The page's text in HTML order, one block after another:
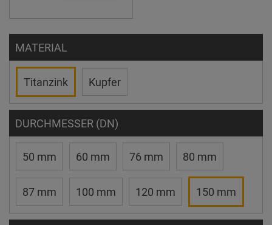
MATERIAL
Titanzink Kupfer
DURCHMESSER (DN)
50 mm 60 mm 76 mm 80 mm
87 mm 100 mm 120 mm 150 mm